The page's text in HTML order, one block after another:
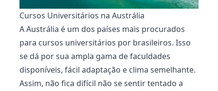
Cursos Universitários na Austrália
A Austrália é um dos países mais procurados
para cursos universitários por brasileiros. Isso
se dá por sua ampla gama de faculdades
disponíveis, fácil adaptação e clima semelhante.
Assim, não fica difícil não se sentir tentado a